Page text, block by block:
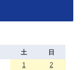
土
日
1
2